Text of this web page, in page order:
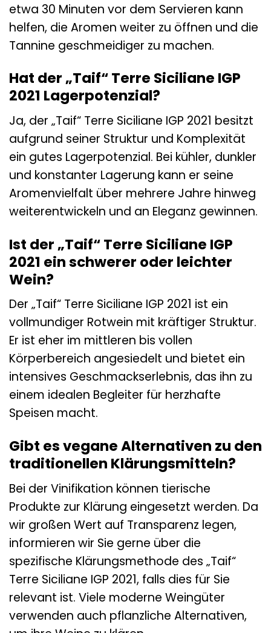
etwa 30 Minuten vor dem Servieren kann
helfen, die Aromen weiter zu öffnen und die
Tannine geschmeidiger zu machen.
Hat der „Taif“ Terre Siciliane IGP
2021 Lagerpotenzial?
Ja, der „Taif“ Terre Siciliane IGP 2021 besitzt
aufgrund seiner Struktur und Komplexität
ein gutes Lagerpotenzial. Bei kühler, dunkler
und konstanter Lagerung kann er seine
Aromenvielfalt über mehrere Jahre hinweg
weiterentwickeln und an Eleganz gewinnen.
Ist der „Taif“ Terre Siciliane IGP
2021 ein schwerer oder leichter
Wein?
Der „Taif“ Terre Siciliane IGP 2021 ist ein
vollmundiger Rotwein mit kräftiger Struktur.
Er ist eher im mittleren bis vollen
Körperbereich angesiedelt und bietet ein
intensives Geschmackserlebnis, das ihn zu
einem idealen Begleiter für herzhafte
Speisen macht.
Gibt es vegane Alternativen zu den
traditionellen Klärungsmitteln?
Bei der Vinifikation können tierische
Produkte zur Klärung eingesetzt werden. Da
wir großen Wert auf Transparenz legen,
informieren wir Sie gerne über die
spezifische Klärungsmethode des „Taif“
Terre Siciliane IGP 2021, falls dies für Sie
relevant ist. Viele moderne Weingüter
verwenden auch pflanzliche Alternativen,